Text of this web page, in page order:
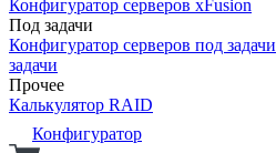
Конфигуратор серверов xFusion
Под задачи
Конфигуратор серверов под задачи
задачи
Прочее
Калькулятор RAID
Конфигуратор